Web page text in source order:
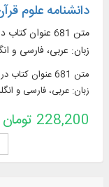
دانشنامه علوم
زبان: عربی، فارسی و
زبان: عربی، فارسی و
228,200 تومان